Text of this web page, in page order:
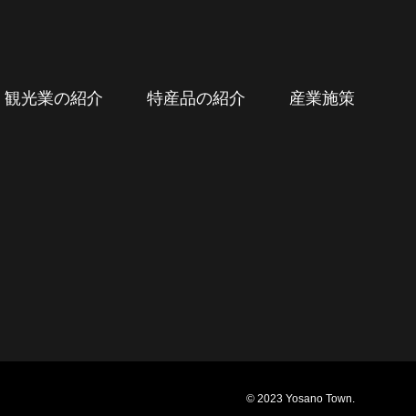
観光業の紹介 特産品の紹介 産業施策
© 2023 Yosano Town.